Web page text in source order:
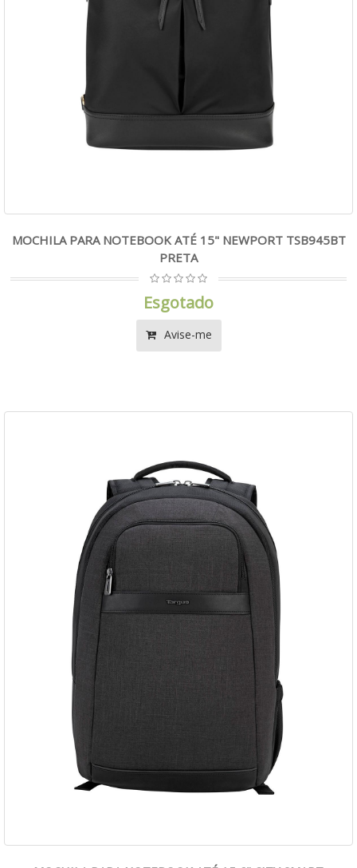
MOCHILA PARA NOTEBOOK ATÉ 15" NEWPORT TSB945BT
PRETA
Esgotado
Avise-me